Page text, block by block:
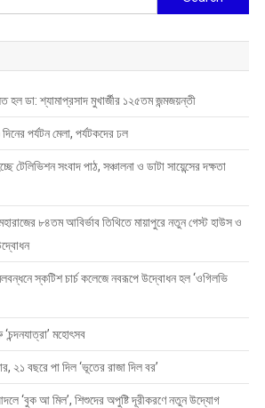
for:
হল ডা: শ্যামাপ্রসাদ মুখার্জীর ১২৫তম জন্মজয়ন্তী
পর্যটন মেলা, পর্যটকদের ঢল
টেলিভিশন সংবাদ পাঠ, সঞ্চালনা ও ডাটা সায়েন্সের দক্ষতা
৮৪তম আবির্ভাব তিথিতে মায়াপুরে নতুন গেস্ট হাউস ও
স্কটিশ চার্চ কলেজে নবরূপে উদ্বোধন হল ‘ওগিলভি
মহোৎসব
২১ বছরে পা দিল ‘ভূতের রাজা দিল বর’
‘বুক আ মিল’, শিশুদের অপুষ্টি দূরীকরণে নতুন উদ্যোগ